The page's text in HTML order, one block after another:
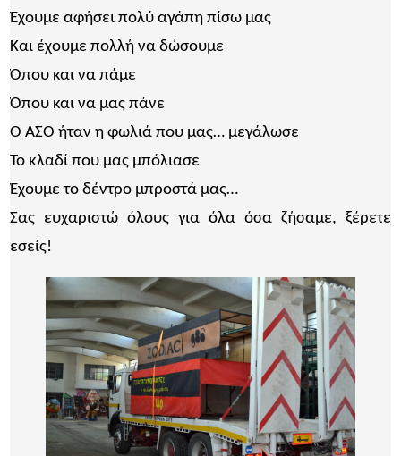
Έχουμε αφήσει πολύ αγάπη πίσω μας
Και έχουμε πολλή να δώσουμε
Όπου και να πάμε
Όπου και να μας πάνε
Ο ΑΣΟ ήταν η φωλιά που μας… μεγάλωσε
Το κλαδί που μας μπόλιασε
Έχουμε το δέντρο μπροστά μας…
Σας ευχαριστώ όλους για όλα όσα ζήσαμε, ξέρετε
εσείς!